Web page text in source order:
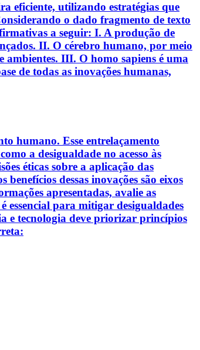
eficiente, utilizando estratégias que
o dado fragmento de texto
a seguir: I. A produção de
II. O cérebro humano, por meio
ambientes. III. O homo sapiens é uma
de todas as inovações humanas,
humano. Esse entrelaçamento
a desigualdade no acesso às
éticas sobre a aplicação das
dessas inovações são eixos
apresentadas, avalie as
essencial para mitigar desigualdades
e tecnologia deve priorizar princípios